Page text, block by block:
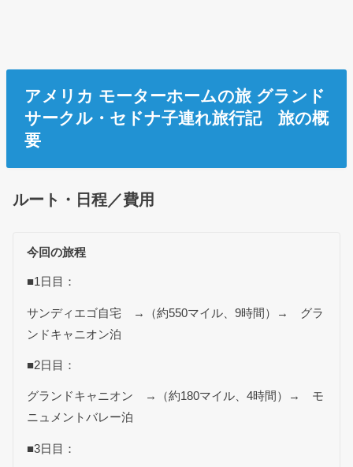
アメリカ モーターホームの旅 グランド
サークル・セドナ子連れ旅行記 旅の概
要
ルート・日程／費用
今回の旅程
■1日目：
サンディエゴ自宅 →（約550マイル、9時間）→ グラ
ンドキャニオン泊
■2日目：
グランドキャニオン →（約180マイル、4時間）→ モ
ニュメントバレー泊
■3日目：